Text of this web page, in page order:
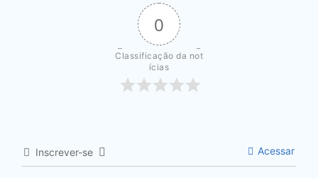
0
Classificação da not
ícias
Inscrever-se Acessar